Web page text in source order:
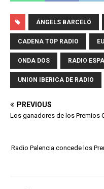
ÁNGELS BARCELÓ
CADENA TOP RADIO
ONDA DOS RADIO
UNION IBERICA DE RADIO
PREVIOUS
Los ganadores de los Premios
Radio Palencia concede los